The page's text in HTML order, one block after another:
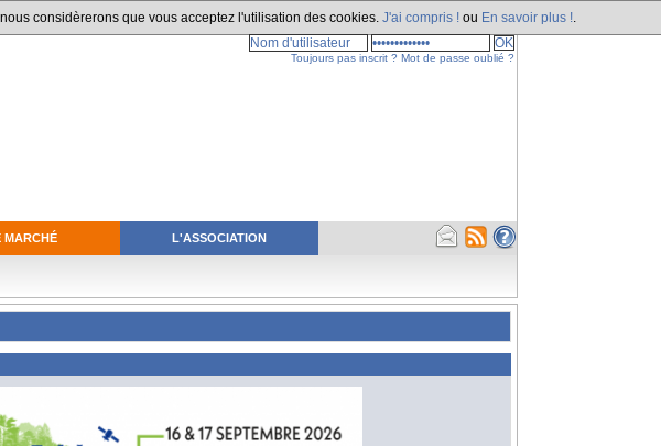
considèrerons que vous acceptez l'utilisation des cookies. J'ai compris ! ou En savoir plus !
MARCHÉ L'ASSOCIATION
Toujours pas inscrit ? Mot de passe oublié ?